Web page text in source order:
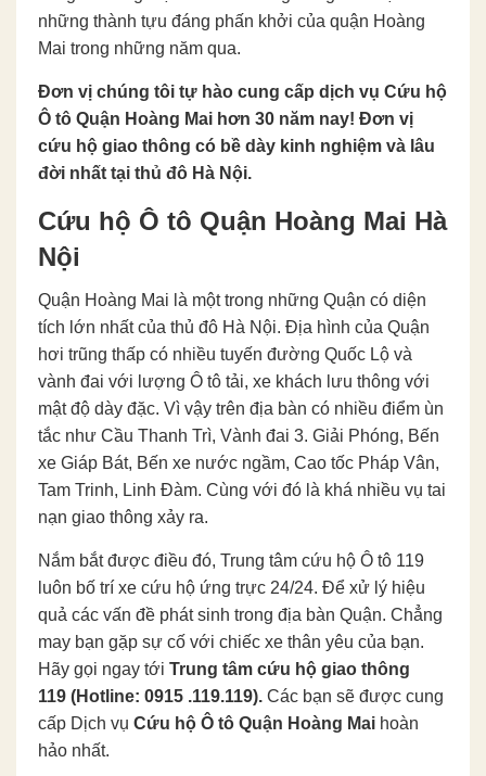
những thành tựu đáng phấn khởi của quận Hoàng
Mai trong những năm qua.
Đơn vị chúng tôi tự hào cung cấp dịch vụ Cứu hộ
Ô tô Quận Hoàng Mai hơn 30 năm nay! Đơn vị
cứu hộ giao thông có bề dày kinh nghiệm và lâu
đời nhất tại thủ đô Hà Nội.
Cứu hộ Ô tô Quận Hoàng Mai Hà
Nội
Quận Hoàng Mai là một trong những Quận có diện
tích lớn nhất của thủ đô Hà Nội. Địa hình của Quận
hơi trũng thấp có nhiều tuyến đường Quốc Lộ và
vành đai với lượng Ô tô tải, xe khách lưu thông với
mật độ dày đặc. Vì vậy trên địa bàn có nhiều điểm ùn
tắc như Cầu Thanh Trì, Vành đai 3. Giải Phóng, Bến
xe Giáp Bát, Bến xe nước ngầm, Cao tốc Pháp Vân,
Tam Trinh, Linh Đàm. Cùng với đó là khá nhiều vụ tai
nạn giao thông xảy ra.
Nắm bắt được điều đó, Trung tâm cứu hộ Ô tô 119
luôn bố trí xe cứu hộ ứng trực 24/24. Để xử lý hiệu
quả các vấn đề phát sinh trong địa bàn Quận. Chẳng
may bạn gặp sự cố với chiếc xe thân yêu của bạn.
Hãy gọi ngay tới Trung tâm cứu hộ giao thông
119 (Hotline: 0915 .119.119). Các bạn sẽ được cung
cấp Dịch vụ Cứu hộ Ô tô Quận Hoàng Mai hoàn
hảo nhất.